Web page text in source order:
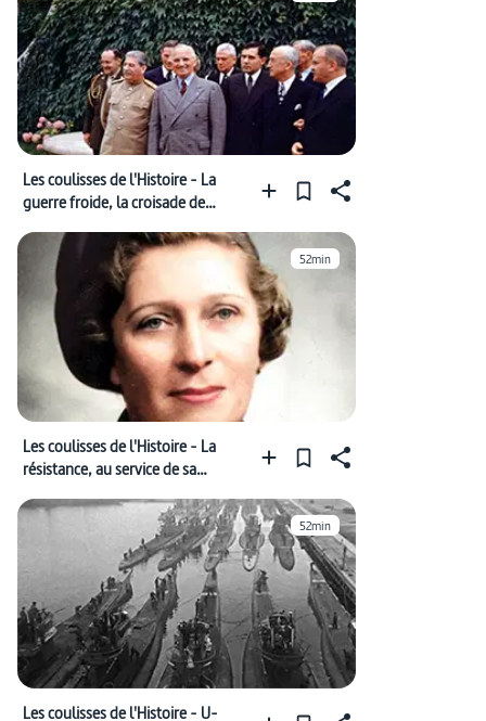
Les coulisses de l'Histoire - La
guerre froide, la croisade de
52min
Les coulisses de l'Histoire - La
résistance, au service de sa
52min
Les coulisses de l'Histoire - U-